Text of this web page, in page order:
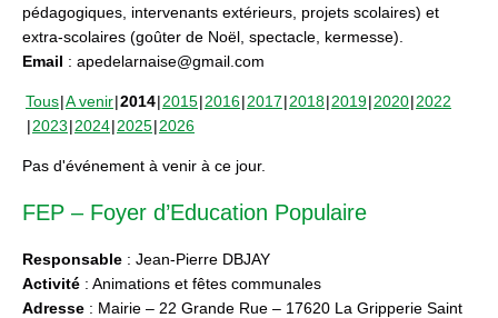
pédagogiques, intervenants extérieurs, projets scolaires) et
extra-scolaires (goûter de Noël, spectacle, kermesse).
Email : apedelarnaise@gmail.com
Tous A venir 2014 2015 2016 2017 2018 2019 2020 2022
2023 2024 2025 2026
Pas d'événement à venir à ce jour.
FEP – Foyer d’Education Populaire
Responsable : Jean-Pierre DBJAY
Activité : Animations et fêtes communales
Adresse : Mairie – 22 Grande Rue – 17620 La Gripperie Saint